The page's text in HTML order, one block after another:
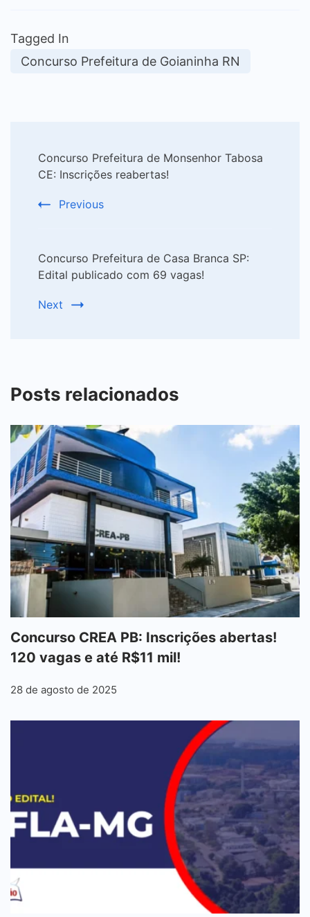
Tagged In
Concurso Prefeitura de Goianinha RN
Navigation
Concurso Prefeitura de Monsenhor Tabosa
CE: Inscrições reabertas!
Previous
Concurso Prefeitura de Casa Branca SP:
Edital publicado com 69 vagas!
Next
Posts relacionados
Concurso CREA PB: Inscrições abertas!
120 vagas e até R$11 mil!
28 de agosto de 2025